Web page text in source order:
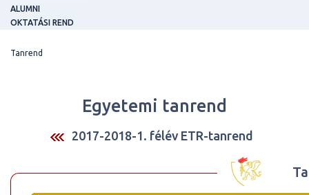
ALUMNI
OKTATÁSI REND
Tanrend
Egyetemi tanrend
2017-2018-1. félév ETR-tanrend